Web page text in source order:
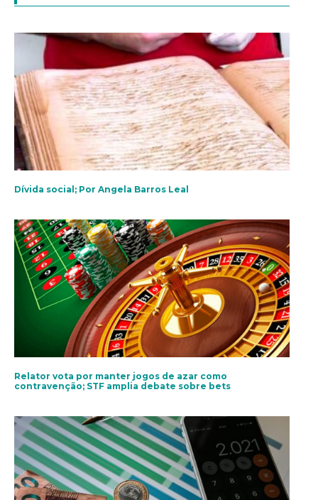
Dívida social; Por Angela Barros Leal
Relator vota por manter jogos de azar como
contravenção; STF amplia debate sobre bets